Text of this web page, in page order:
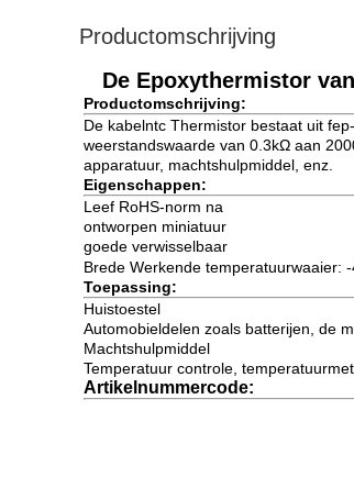
Productomschrijving
De Epoxythermistor
Productomschrijving:
De kabelntc Thermistor bestaat uit
weerstandswaarde van 0.3kΩ aan
apparatuur, machtshulpmiddel, enz.
Eigenschappen:
Leef RoHS-norm na
ontworpen miniatuur
goede verwisselbaar
Brede Werkende
Toepassing:
Huistoestel
Automobieldelen zoals batterijen, de
Machtshulpmiddel
Temperatuur controle,
Artikelnummercode: